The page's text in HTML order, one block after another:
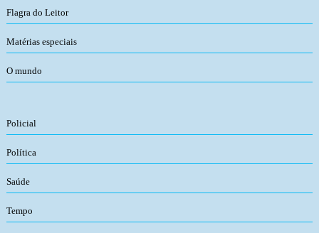
Flagra do Leitor
Matérias especiais
O mundo
Policial
Política
Saúde
Tempo